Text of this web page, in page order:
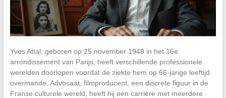
Yves Attal, geboren op 25 november 1948 in het 16e
arrondissement van Parijs, heeft verschillende professionele
werelden doorlopen voordat de ziekte hem op 66-jarige leeftijd
overmande. Advocaat, filmproducent, een discrete figuur in de
Franse culturele wereld, heeft hij een carrière met meerdere